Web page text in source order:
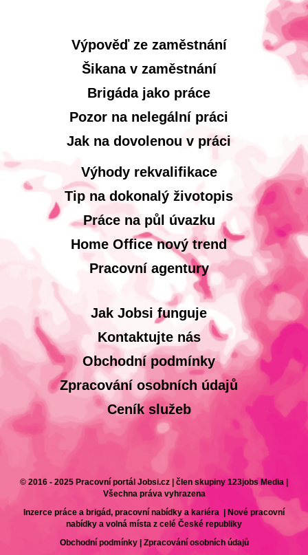
Výpověď ze zaměstnání
Šikana v zaměstnání
Brigáda jako práce
Pozor na nelegální práci
Jak na dovolenou v práci
Výhody rekvalifikace
Tip na dokonalý životopis
Práce na půl úvazku
Home Office nový trend
Pracovní agentury
Jak Jobsi funguje
Kontaktujte nás
Obchodní podmínky
Zpracování osobních údajů
Ceník služeb
© 2016 - 2025 Pracovní portál Jobsi.cz | člen skupiny 123jobs Media |
Všechna práva vyhrazena
Inzerce práce a brigád, pracovní nabídky a kariéra | Nové pracovní
nabídky a volná místa z celé České republiky
Obchodní podmínky| Zpracování osobních údajů